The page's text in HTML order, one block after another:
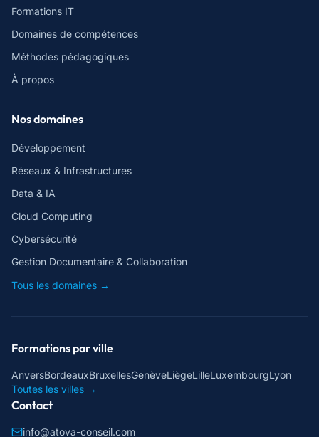
Formations IT
Domaines de compétences
Méthodes pédagogiques
À propos
Nos domaines
Développement
Réseaux & Infrastructures
Data & IA
Cloud Computing
Cybersécurité
Gestion Documentaire & Collaboration
Tous les domaines →
Formations par ville
AnversBordeauxBruxellesGenèveLiègeLilleLuxembourgLyon
Toutes les villes →
Contact
info@atova-conseil.com